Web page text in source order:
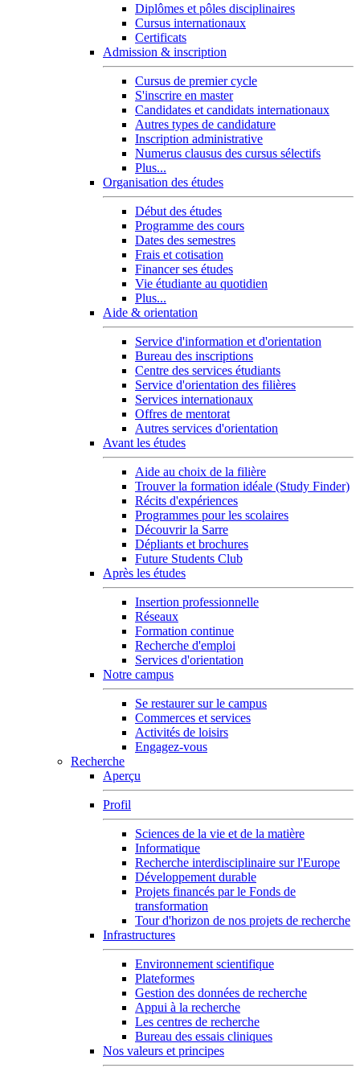
Diplômes et pôles disciplinaires
Cursus internationaux
Certificats
Admission & inscription
Cursus de premier cycle
S'inscrire en master
Candidates et candidats internationaux
Autres types de candidature
Inscription administrative
Numerus clausus des cursus sélectifs
Plus...
Organisation des études
Début des études
Programme des cours
Dates des semestres
Frais et cotisation
Financer ses études
Vie étudiante au quotidien
Plus...
Aide & orientation
Service d'information et d'orientation
Bureau des inscriptions
Centre des services étudiants
Service d'orientation des filières
Services internationaux
Offres de mentorat
Autres services d'orientation
Avant les études
Aide au choix de la filière
Trouver la formation idéale (Study Finder)
Récits d'expériences
Programmes pour les scolaires
Découvrir la Sarre
Dépliants et brochures
Future Students Club
Après les études
Insertion professionnelle
Réseaux
Formation continue
Recherche d'emploi
Services d'orientation
Notre campus
Se restaurer sur le campus
Commerces et services
Activités de loisirs
Engagez-vous
Recherche
Aperçu
Profil
Sciences de la vie et de la matière
Informatique
Recherche interdisciplinaire sur l'Europe
Développement durable
Projets financés par le Fonds de
transformation
Tour d'horizon de nos projets de recherche
Infrastructures
Environnement scientifique
Plateformes
Gestion des données de recherche
Appui à la recherche
Les centres de recherche
Bureau des essais cliniques
Nos valeurs et principes